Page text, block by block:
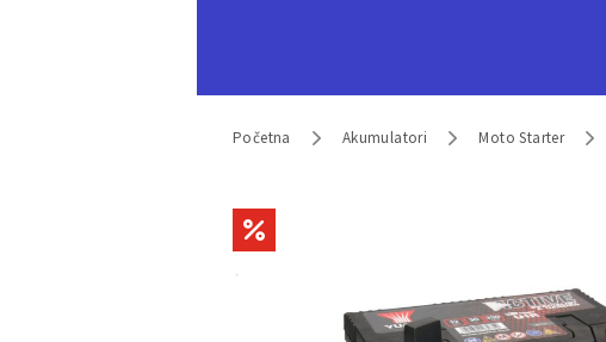
Početna Akumulatori Moto Starter